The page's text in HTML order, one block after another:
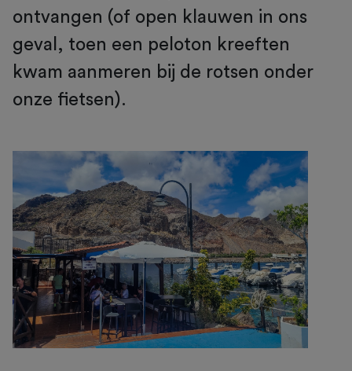
ontvangen (of open klauwen in ons
geval, toen een peloton kreeften
kwam aanmeren bij de rotsen onder
onze fietsen).